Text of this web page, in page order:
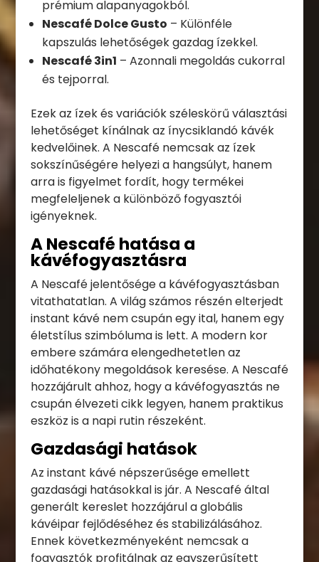
prémium alapanyagokból.
Nescafé Dolce Gusto – Különféle
kapszulás lehetőségek gazdag ízekkel.
Nescafé 3in1 – Azonnali megoldás cukorral
és tejporral.
Ezek az ízek és variációk széleskörű választási
lehetőséget kínálnak az ínycsiklandó kávék
kedvelőinek. A Nescafé nemcsak az ízek
sokszínűségére helyezi a hangsúlyt, hanem
arra is figyelmet fordít, hogy termékei
megfeleljenek a különböző fogyasztói
igényeknek.
A Nescafé hatása a
kávéfogyasztásra
A Nescafé jelentősége a kávéfogyasztásban
vitathatatlan. A világ számos részén elterjedt
instant kávé nem csupán egy ital, hanem egy
életstílus szimbóluma is lett. A modern kor
embere számára elengedhetetlen az
időhatékony megoldások keresése. A Nescafé
hozzájárult ahhoz, hogy a kávéfogyasztás ne
csupán élvezeti cikk legyen, hanem praktikus
eszköz is a napi rutin részeként.
Gazdasági hatások
Az instant kávé népszerűsége emellett
gazdasági hatásokkal is jár. A Nescafé által
generált kereslet hozzájárul a globális
kávéipar fejlődéséhez és stabilizálásához.
Ennek következményeként nemcsak a
fogyasztók profitálnak az egyszerűsített